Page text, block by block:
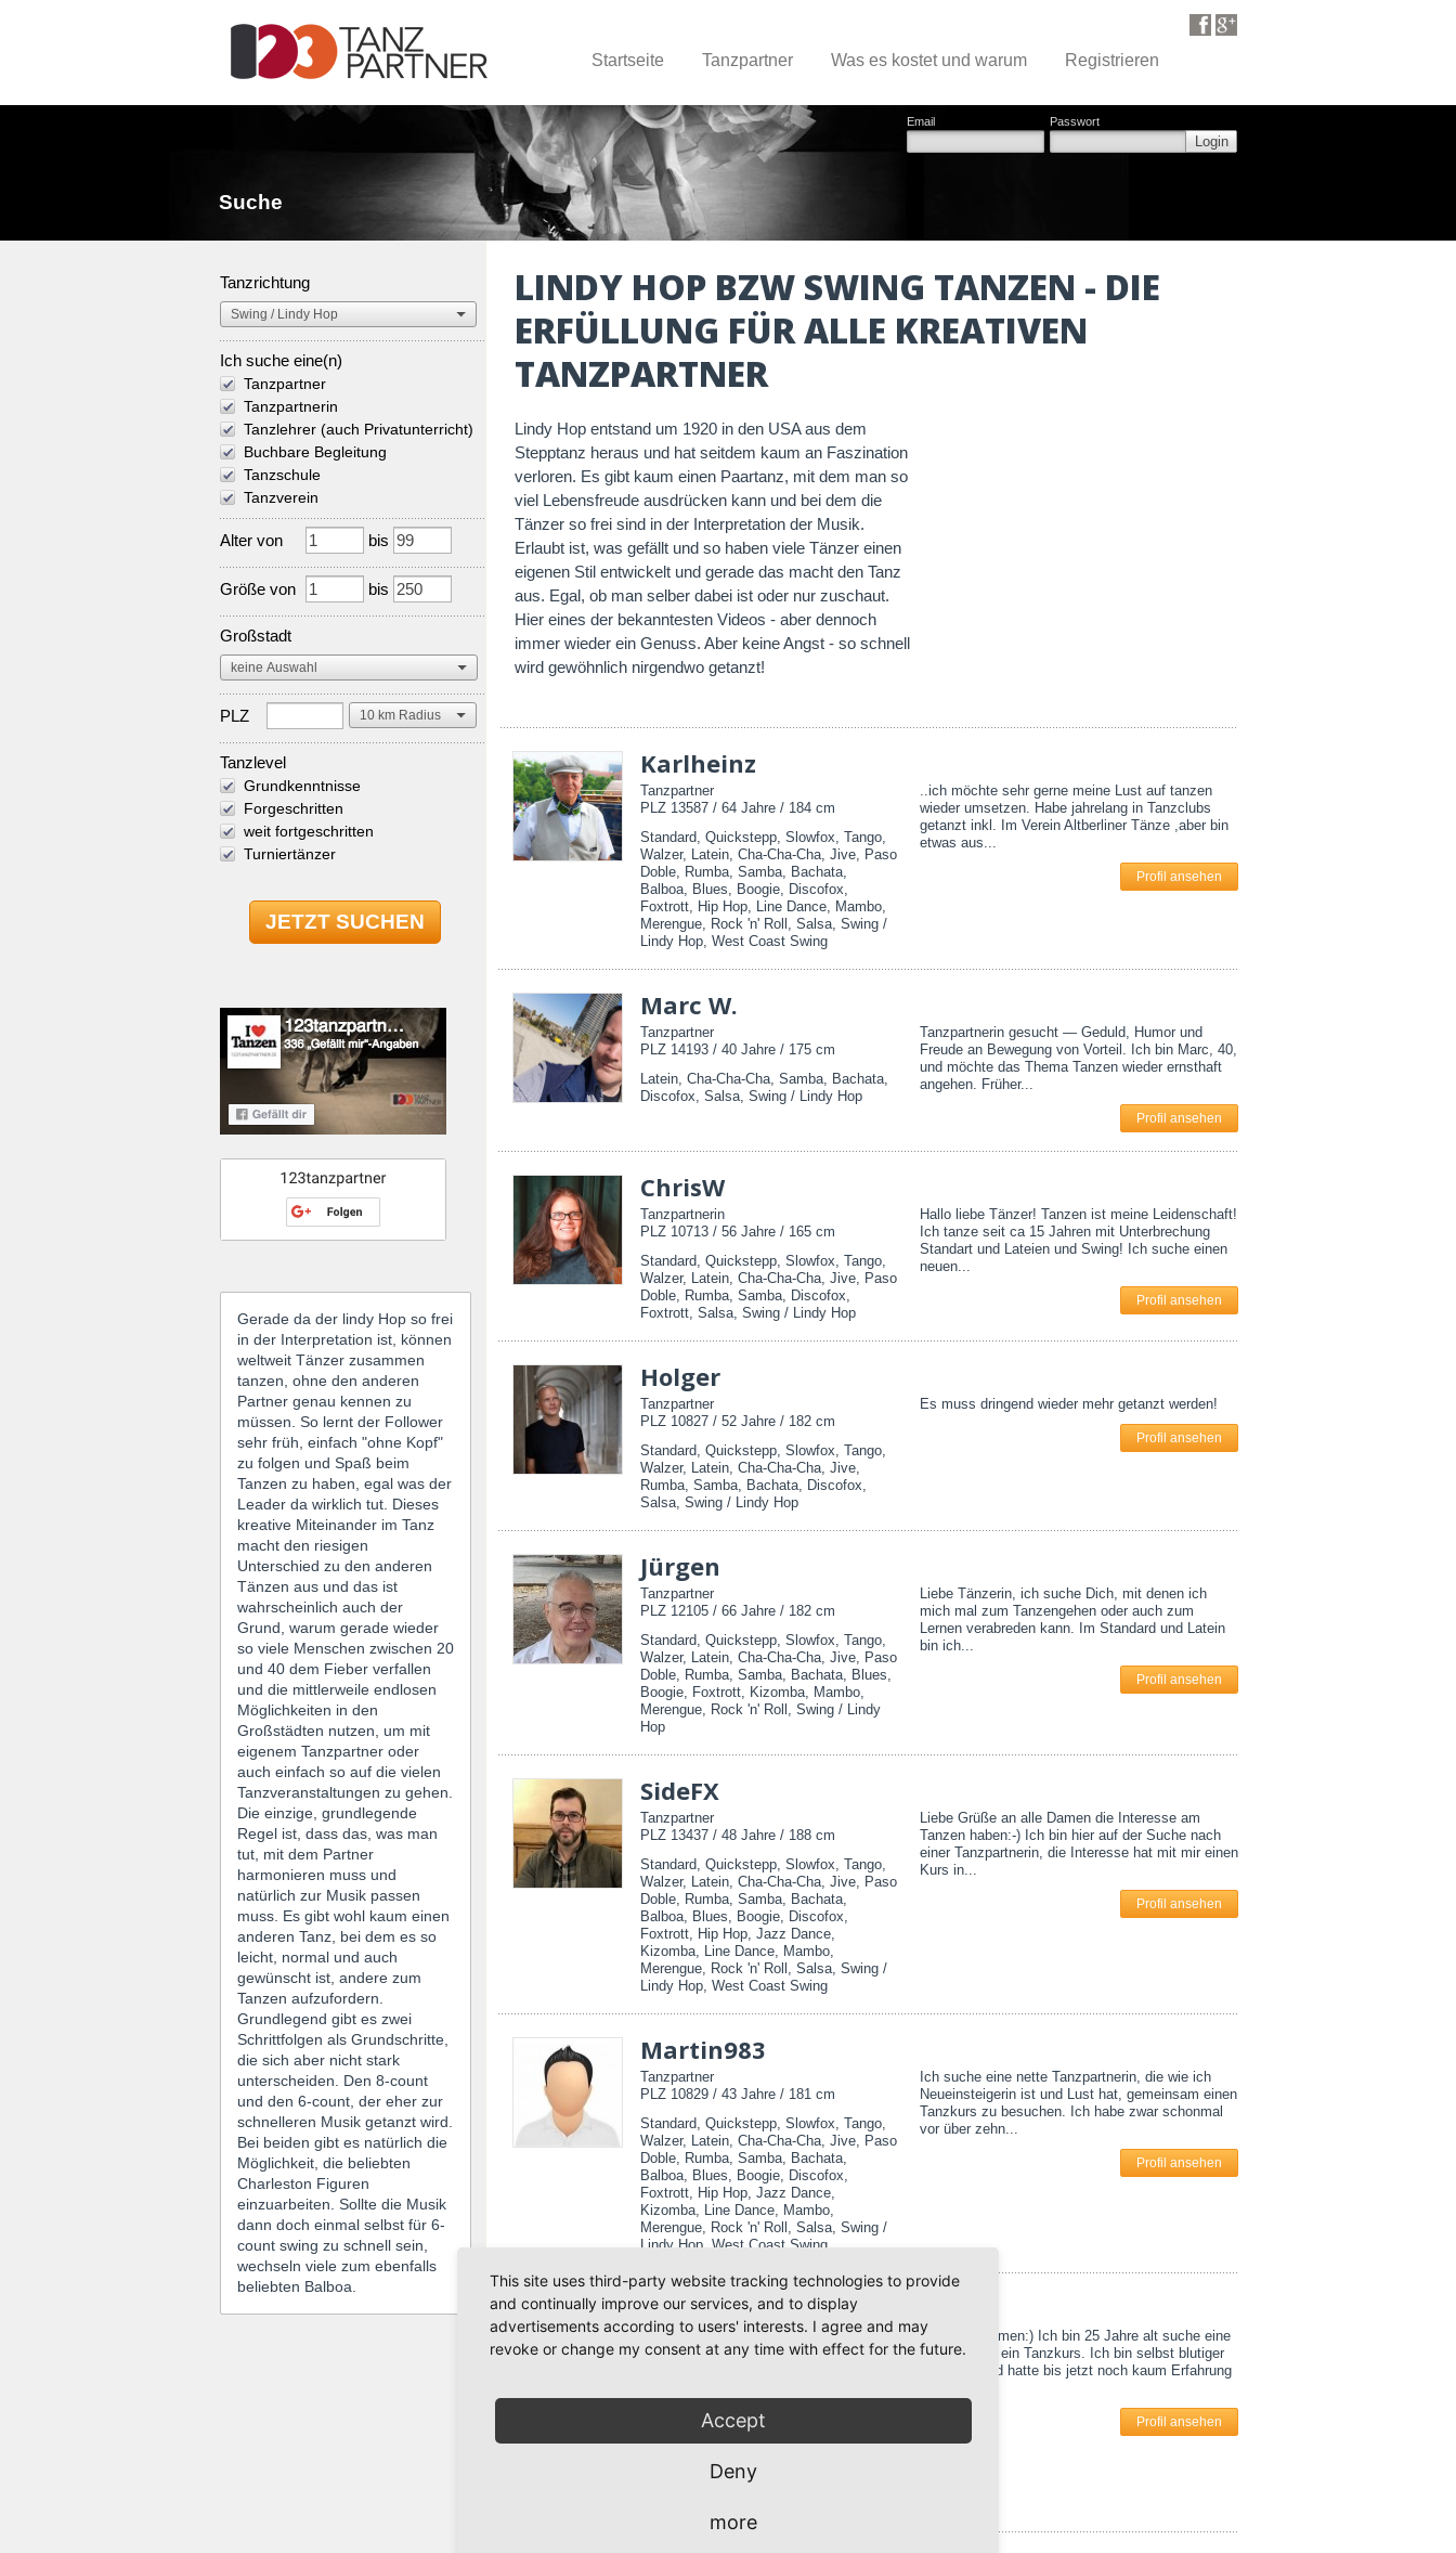
Startseite Tanzpartner Was es kostet und warum Registrieren
Email Passwort
Login
Suche
Tanzrichtung
Ich suche eine(n)
Tanzpartner
Tanzpartnerin
Tanzlehrer (auch Privatunterricht)
Buchbare Begleitung
Tanzschule
Tanzverein
Alter von bis
Größe von bis
Großstadt
PLZ
Tanzlevel
Grundkenntnisse
Forgeschritten
weit fortgeschritten
Turniertänzer
Gerade da der lindy Hop so frei
in der Interpretation ist, können
weltweit Tänzer zusammen
tanzen, ohne den anderen
Partner genau kennen zu
müssen. So lernt der Follower
sehr früh, einfach "ohne Kopf"
zu folgen und Spaß beim
Tanzen zu haben, egal was der
Leader da wirklich tut. Dieses
kreative Miteinander im Tanz
macht den riesigen
Unterschied zu den anderen
Tänzen aus und das ist
wahrscheinlich auch der
Grund, warum gerade wieder
so viele Menschen zwischen 20
und 40 dem Fieber verfallen
und die mittlerweile endlosen
Möglichkeiten in den
Großstädten nutzen, um mit
eigenem Tanzpartner oder
auch einfach so auf die vielen
Tanzveranstaltungen zu gehen.
Die einzige, grundlegende
Regel ist, dass das, was man
tut, mit dem Partner
harmonieren muss und
natürlich zur Musik passen
muss. Es gibt wohl kaum einen
anderen Tanz, bei dem es so
leicht, normal und auch
gewünscht ist, andere zum
Tanzen aufzufordern.
Grundlegend gibt es zwei
Schrittfolgen als Grundschritte,
die sich aber nicht stark
unterscheiden. Den 8-count
und den 6-count, der eher zur
schnelleren Musik getanzt wird.
Bei beiden gibt es natürlich die
Möglichkeit, die beliebten
Charleston Figuren
einzuarbeiten. Sollte die Musik
dann doch einmal selbst für 6-
count swing zu schnell sein,
wechseln viele zum ebenfalls
beliebten Balboa.
LINDY HOP BZW SWING TANZEN - DIE
ERFÜLLUNG FÜR ALLE KREATIVEN
TANZPARTNER
Lindy Hop entstand um 1920 in den USA aus dem
Stepptanz heraus und hat seitdem kaum an Faszination
verloren. Es gibt kaum einen Paartanz, mit dem man so
viel Lebensfreude ausdrücken kann und bei dem die
Tänzer so frei sind in der Interpretation der Musik.
Erlaubt ist, was gefällt und so haben viele Tänzer einen
eigenen Stil entwickelt und gerade das macht den Tanz
aus. Egal, ob man selber dabei ist oder nur zuschaut.
Hier eines der bekanntesten Videos - aber dennoch
immer wieder ein Genuss. Aber keine Angst - so schnell
wird gewöhnlich nirgendwo getanzt!
Karlheinz
Tanzpartner
PLZ 13587 / 64 Jahre / 184 cm
Standard, Quickstepp, Slowfox, Tango,
Walzer, Latein, Cha-Cha-Cha, Jive, Paso
Doble, Rumba, Samba, Bachata,
Balboa, Blues, Boogie, Discofox,
Foxtrott, Hip Hop, Line Dance, Mambo,
Merengue, Rock 'n' Roll, Salsa, Swing /
Lindy Hop, West Coast Swing
..ich möchte sehr gerne meine Lust auf tanzen
wieder umsetzen. Habe jahrelang in Tanzclubs
getanzt inkl. Im Verein Altberliner Tänze ,aber bin
etwas aus...
Profil ansehen
Marc W.
Tanzpartner
PLZ 14193 / 40 Jahre / 175 cm
Latein, Cha-Cha-Cha, Samba, Bachata,
Discofox, Salsa, Swing / Lindy Hop
Tanzpartnerin gesucht — Geduld, Humor und
Freude an Bewegung von Vorteil. Ich bin Marc, 40,
und möchte das Thema Tanzen wieder ernsthaft
angehen. Früher...
Profil ansehen
ChrisW
Tanzpartnerin
PLZ 10713 / 56 Jahre / 165 cm
Standard, Quickstepp, Slowfox, Tango,
Walzer, Latein, Cha-Cha-Cha, Jive, Paso
Doble, Rumba, Samba, Discofox,
Foxtrott, Salsa, Swing / Lindy Hop
Hallo liebe Tänzer! Tanzen ist meine Leidenschaft!
Ich tanze seit ca 15 Jahren mit Unterbrechung
Standart und Lateien und Swing! Ich suche einen
neuen...
Profil ansehen
Holger
Tanzpartner
PLZ 10827 / 52 Jahre / 182 cm
Standard, Quickstepp, Slowfox, Tango,
Walzer, Latein, Cha-Cha-Cha, Jive,
Rumba, Samba, Bachata, Discofox,
Salsa, Swing / Lindy Hop
Es muss dringend wieder mehr getanzt werden!
Profil ansehen
Jürgen
Tanzpartner
PLZ 12105 / 66 Jahre / 182 cm
Standard, Quickstepp, Slowfox, Tango,
Walzer, Latein, Cha-Cha-Cha, Jive, Paso
Doble, Rumba, Samba, Bachata, Blues,
Boogie, Foxtrott, Kizomba, Mambo,
Merengue, Rock 'n' Roll, Swing / Lindy
Hop
Liebe Tänzerin, ich suche Dich, mit denen ich
mich mal zum Tanzengehen oder auch zum
Lernen verabreden kann. Im Standard und Latein
bin ich...
Profil ansehen
SideFX
Tanzpartner
PLZ 13437 / 48 Jahre / 188 cm
Standard, Quickstepp, Slowfox, Tango,
Walzer, Latein, Cha-Cha-Cha, Jive, Paso
Doble, Rumba, Samba, Bachata,
Balboa, Blues, Boogie, Discofox,
Foxtrott, Hip Hop, Jazz Dance,
Kizomba, Line Dance, Mambo,
Merengue, Rock 'n' Roll, Salsa, Swing /
Lindy Hop, West Coast Swing
Liebe Grüße an alle Damen die Interesse am
Tanzen haben:-) Ich bin hier auf der Suche nach
einer Tanzpartnerin, die Interesse hat mit mir einen
Kurs in...
Profil ansehen
Martin983
Tanzpartner
PLZ 10829 / 43 Jahre / 181 cm
Standard, Quickstepp, Slowfox, Tango,
Walzer, Latein, Cha-Cha-Cha, Jive, Paso
Doble, Rumba, Samba, Bachata,
Balboa, Blues, Boogie, Discofox,
Foxtrott, Hip Hop, Jazz Dance,
Kizomba, Line Dance, Mambo,
Merengue, Rock 'n' Roll, Salsa, Swing /
Lindy Hop, West Coast Swing
Ich suche eine nette Tanzpartnerin, die wie ich
Neueinsteigerin ist und Lust hat, gemeinsam einen
Tanzkurs zu besuchen. Ich habe zwar schonmal
vor über zehn...
Profil ansehen
JulianTanzen305
Tanzpartner
PLZ 13503 / 26 Jahre / 190 cm
Walzer, Latein, Cha-Cha-Cha, Jive, Paso
Doble, Rumba, Samba, Bachata,
Balboa, Blues, Boogie, Discofox,
Kizomba, Line Dance, Mambo,
Merengue, Rock 'n' Roll, Salsa, Swing /
Hallo zusammen:) Ich bin 25 Jahre alt suche eine
Partnerin für ein Tanzkurs. Ich bin selbst blutiger
Anfänger und hatte bis jetzt noch kaum Erfahrung
Profil ansehen
This site uses third-party website tracking technologies to provide
and continually improve our services, and to display
advertisements according to users' interests. I agree and may
revoke or change my consent at any time with effect for the future.
Accept
Deny
more